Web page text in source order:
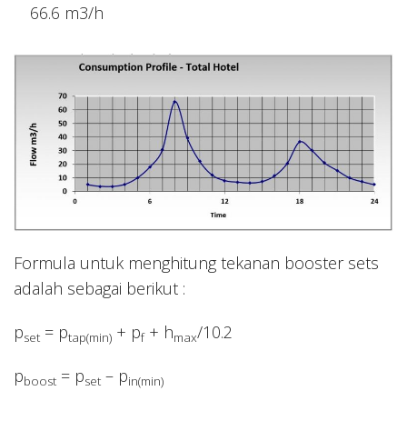
66.6 m3/h
Formula untuk menghitung tekanan booster sets
adalah sebagai berikut :
pset = ptap(min) + pf+ hmax/10.2
pboost = pset – pin(min)